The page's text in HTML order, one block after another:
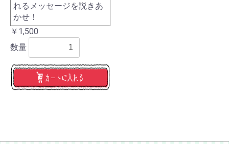
れるメッセージを説きあ
かせ！
￥1,500
数量